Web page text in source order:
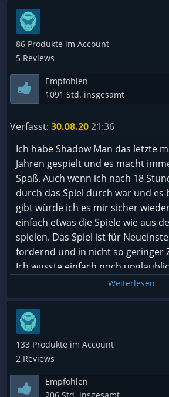
86 Produkte im Account
5 Reviews
Empfohlen
1091 Std. insgesamt
Verfasst: 30.08.2021:36
Ich habe Shadow Man das letzte
Jahren gespielt und es macht
Spaß. Auch wenn ich nach 18
durch das Spiel durch war und es
gibt würde ich es mir sicher
einfach etwas die Spiele wie aus
spielen. Das Spiel ist für
fordernd und in nicht so geringer
Ich wusste einfach noch
Für den Preis könnt ihr auf jeden
machen. Die Charaktere sind
und die Story ist auch nicht von
Viel Spaß beim selber spielen.
Weiterlesen
133 Produkte im Account
2 Reviews
Empfohlen